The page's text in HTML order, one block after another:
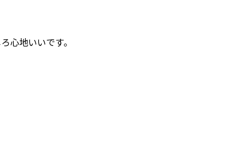
心地いいです。